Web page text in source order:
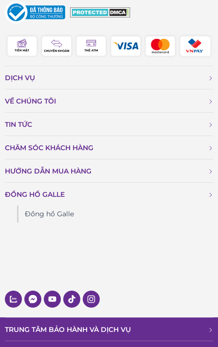
DỊCH VỤ
VỀ CHÚNG TÔI
TIN TỨC
CHĂM SÓC KHÁCH HÀNG
HƯỚNG DẪN MUA HÀNG
ĐỒNG HỒ GALLE
Đồng hồ Galle
TRUNG TÂM BẢO HÀNH VÀ DỊCH VỤ